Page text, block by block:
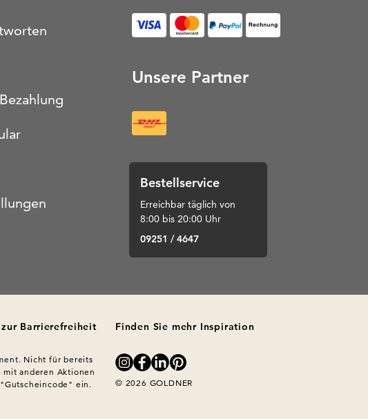
Unsere Partner
Bestellservice
Erreichbar täglich von
8:00 bis 20:00 Uhr
09251 / 4647
Barrierefreiheit
Nicht für bereits
anderen Aktionen
ein.
Finden Sie mehr Inspiration
© 2026 GOLDNER